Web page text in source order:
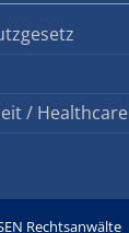
/ Healthcare
Rechtsanwälte